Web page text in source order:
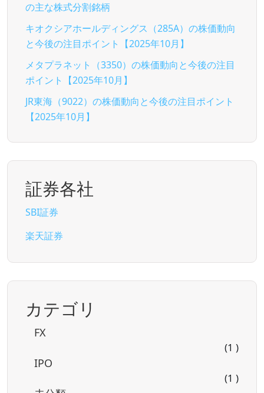
の主な株式分割銘柄
キオクシアホールディングス（285A）の株価動向
と今後の注目ポイント【2025年10月】
メタプラネット（3350）の株価動向と今後の注目
ポイント【2025年10月】
JR東海（9022）の株価動向と今後の注目ポイント
【2025年10月】
証券各社
SBI証券
楽天証券
カテゴリ
FX
(1 )
IPO
(1 )